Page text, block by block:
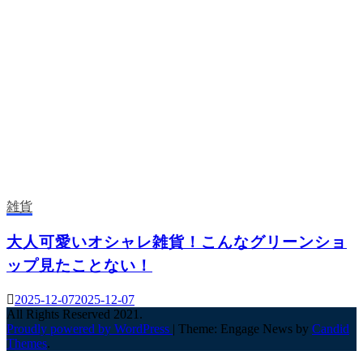
雑貨
大人可愛いオシャレ雑貨！こんなグリーンショ
ップ見たことない！
2025-12-072025-12-07
All Rights Reserved 2021.
Proudly powered by WordPress | Theme: Engage News by Candid
Themes.